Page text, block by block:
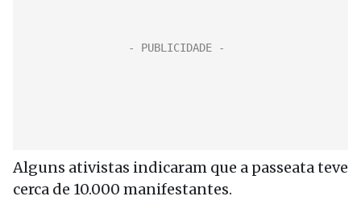
Alguns ativistas indicaram que a passeata teve
cerca de 10.000 manifestantes.